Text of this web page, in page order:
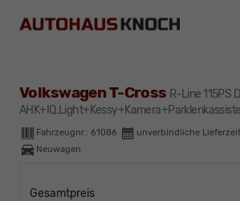
Volkswagen T-Cross R-Line 115PS
Fahrzeugnr.: 61086 unverbindliche
Neuwagen
Gesamtpreis